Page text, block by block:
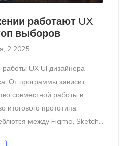
работают UX
выборов
2 2025
UX UI дизайнера —
От программы зависит
совместной работы в
итогового прототипа.
между Figma, Sketch,